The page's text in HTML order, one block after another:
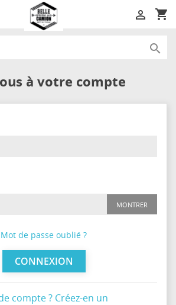
shopping_cart


à votre compte
MONTRER
Mot de passe oublié ?
CONNEXION
compte ? Créez-en un